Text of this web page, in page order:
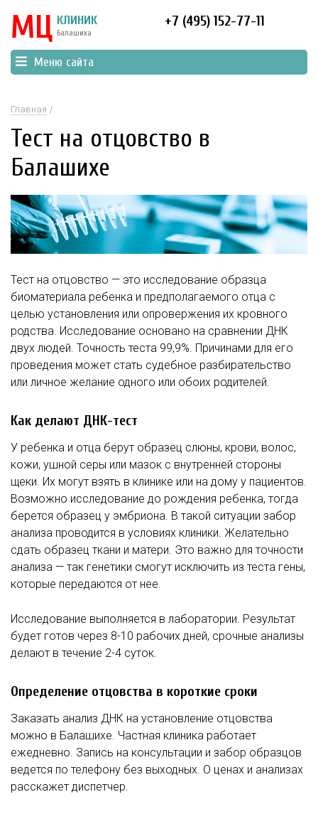
МЦ КЛИНИК
Балашиха
+7 (495) 152-77-11
Меню сайта
Главная
Тест на отцовство в
Балашихе
Тест на отцовство — это исследование образца
биоматериала ребенка и предполагаемого отца с
целью установления или опровержения их кровного
родства. Исследование основано на сравнении ДНК
двух людей. Точность теста 99,9%. Причинами для его
проведения может стать судебное разбирательство
или личное желание одного или обоих родителей.
Как делают ДНК-тест
У ребенка и отца берут образец слюны, крови, волос,
кожи, ушной серы или мазок с внутренней стороны
щеки. Их могут взять в клинике или на дому у пациентов.
Возможно исследование до рождения ребенка, тогда
берется образец у эмбриона. В такой ситуации забор
анализа проводится в условиях клиники. Желательно
сдать образец ткани и матери. Это важно для точности
анализа — так генетики смогут исключить из теста гены,
которые передаются от нее.
Исследование выполняется в лаборатории. Результат
будет готов через 8-10 рабочих дней, срочные анализы
делают в течение 2-4 суток.
Определение отцовства в короткие сроки
Заказать анализ ДНК на установление отцовства
можно в Балашихе. Частная клиника работает
ежедневно. Запись на консультации и забор образцов
ведется по телефону без выходных. О ценах и анализах
расскажет диспетчер.